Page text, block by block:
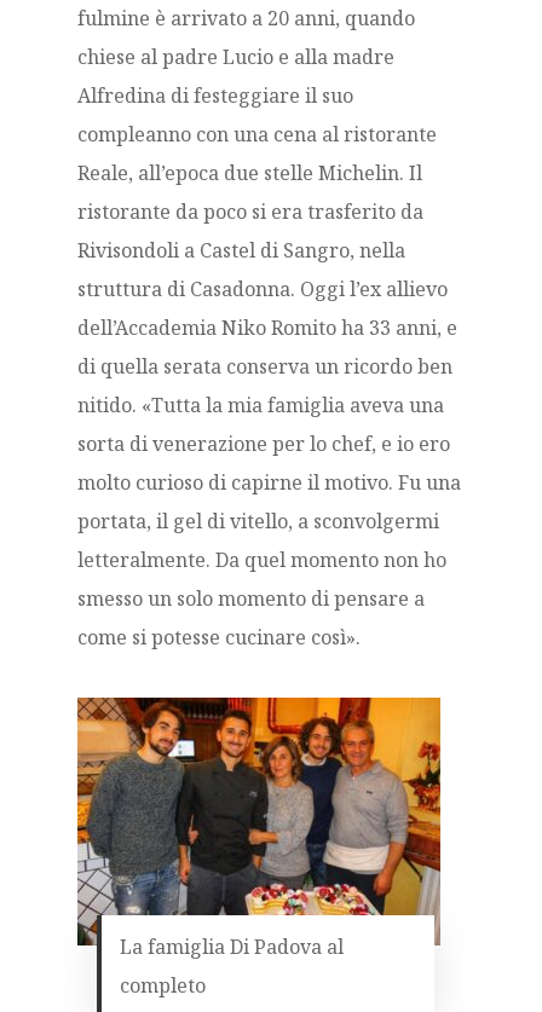
fulmine è arrivato a 20 anni, quando
chiese al padre Lucio e alla madre
Alfredina di festeggiare il suo
compleanno con una cena al ristorante
Reale, all’epoca due stelle Michelin. Il
ristorante da poco si era trasferito da
Rivisondoli a Castel di Sangro, nella
struttura di Casadonna. Oggi l’ex allievo
dell’Accademia Niko Romito ha 33 anni, e
di quella serata conserva un ricordo ben
nitido. «Tutta la mia famiglia aveva una
sorta di venerazione per lo chef, e io ero
molto curioso di capirne il motivo. Fu una
portata, il gel di vitello, a sconvolgermi
letteralmente. Da quel momento non ho
smesso un solo momento di pensare a
come si potesse cucinare così».
La famiglia Di Padova al
completo